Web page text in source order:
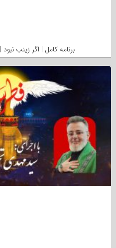
برنامه کامل | اگر زینب نبود | ۱۴۰۵.۵.۱۲| اربعین ۱۴۰۵